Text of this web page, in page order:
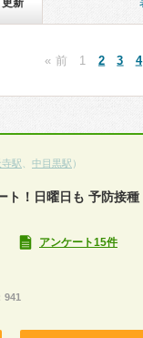
« 前 1 2 3 4
駅 中目黒駅 ）
ト！日曜日も 予防接種
アンケート15件
941